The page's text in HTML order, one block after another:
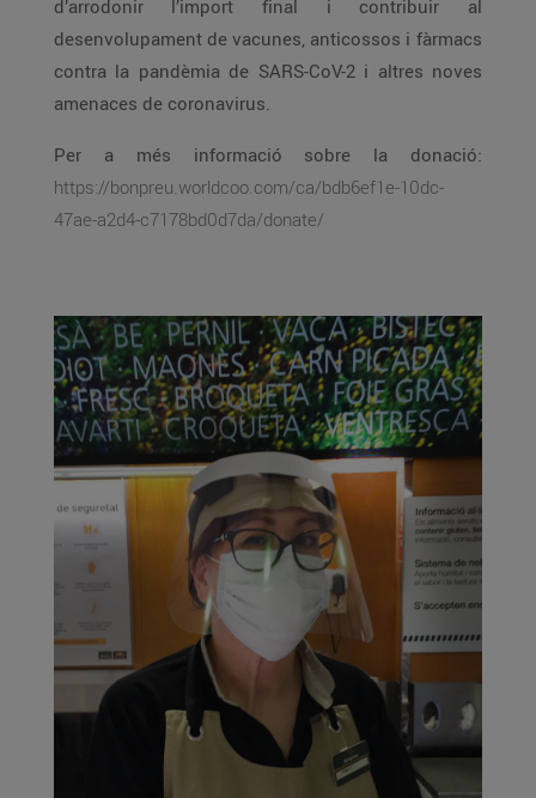
d’arrodonir l’import final i contribuir al
desenvolupament de vacunes, anticossos i fàrmacs
contra la pandèmia de SARS-CoV-2 i altres noves
amenaces de coronavirus.
Per a més informació sobre la donació:
https://bonpreu.worldcoo.com/ca/bdb6ef1e-10dc-
47ae-a2d4-c7178bd0d7da/donate/